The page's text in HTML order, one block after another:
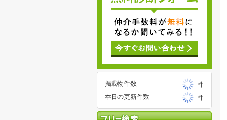
掲載物件数
件
本日の更新件数
件